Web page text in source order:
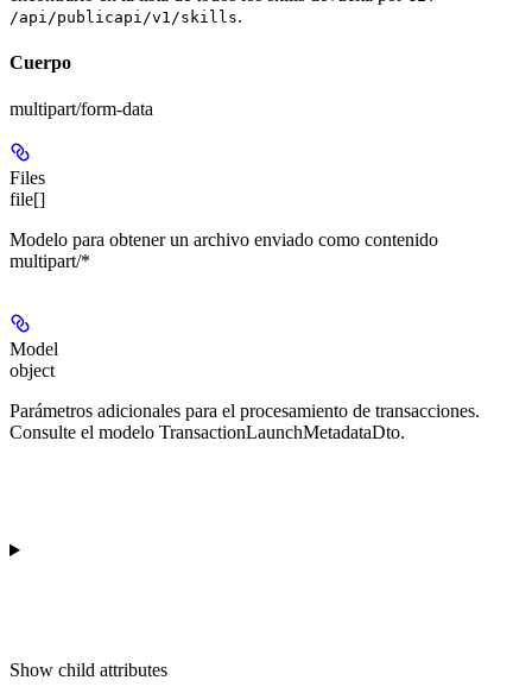
/api/publicapi/v1/skills.
Cuerpo
multipart/form-data
Files
file[]
Modelo para obtener un archivo enviado como contenido
multipart/*
Model
object
Parámetros adicionales para el procesamiento de transacciones.
Consulte el modelo TransactionLaunchMetadataDto.
Show child attributes